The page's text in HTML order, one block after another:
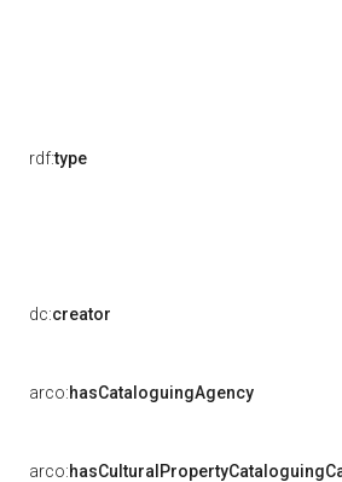
rdf:type
dc:creator
arco:hasCataloguingAgency
arco: